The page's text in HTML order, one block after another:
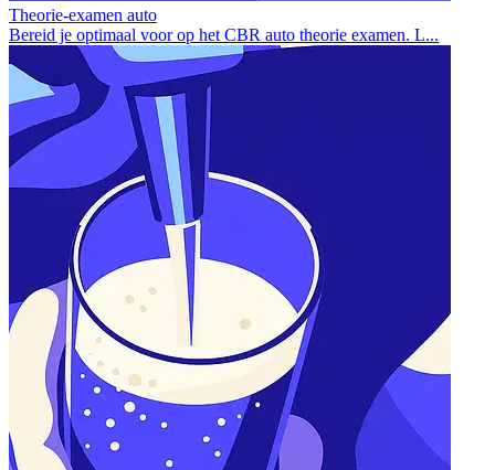
Theorie-examen auto
Bereid je optimaal voor op het CBR auto theorie examen. L...